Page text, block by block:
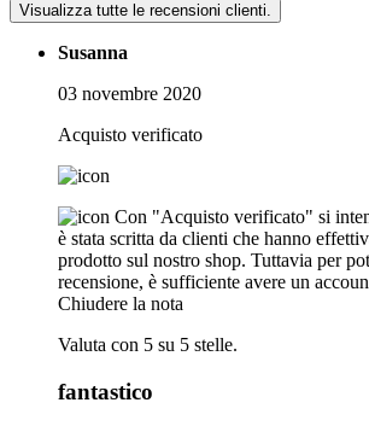
Visualizza tutte le recensioni clienti.
Susanna
03 novembre 2020
Acquisto verificato
Con "Acquisto verificato" si
è stata scritta da clienti che hanno
prodotto sul nostro shop. Tuttavia per
recensione, è sufficiente avere un
Chiudere la nota
Valuta con 5 su 5 stelle.
fantastico